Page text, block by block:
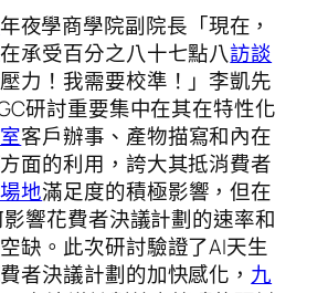
年夜學商學院副院長「現在，
承受百分之八十七點八訪談
力！我需要校準！」李凱先
研討重要集中在其在特性化
客戶辦事、產物描寫和內在
面的利用，誇大其抵消費者
地滿足度的積極影響，但在
響花費者決議計劃的速率和
缺。此次研討驗證了AI天生
者決議計劃的加快感化，九